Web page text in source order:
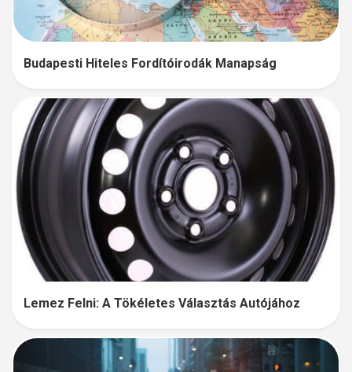
Budapesti Hiteles Fordítóirodák Manapság
Lemez Felni: A Tökéletes Választás Autójához